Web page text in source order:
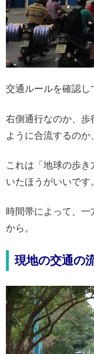
交通ルールを確認し
右側通行なのか、歩
ように合流するのか
これは「地球の歩
いたほうがいいです
時間帯によって、
から。
現地の交通の